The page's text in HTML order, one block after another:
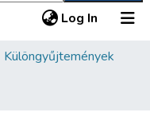
Log In (current)
Különgyűjtemények